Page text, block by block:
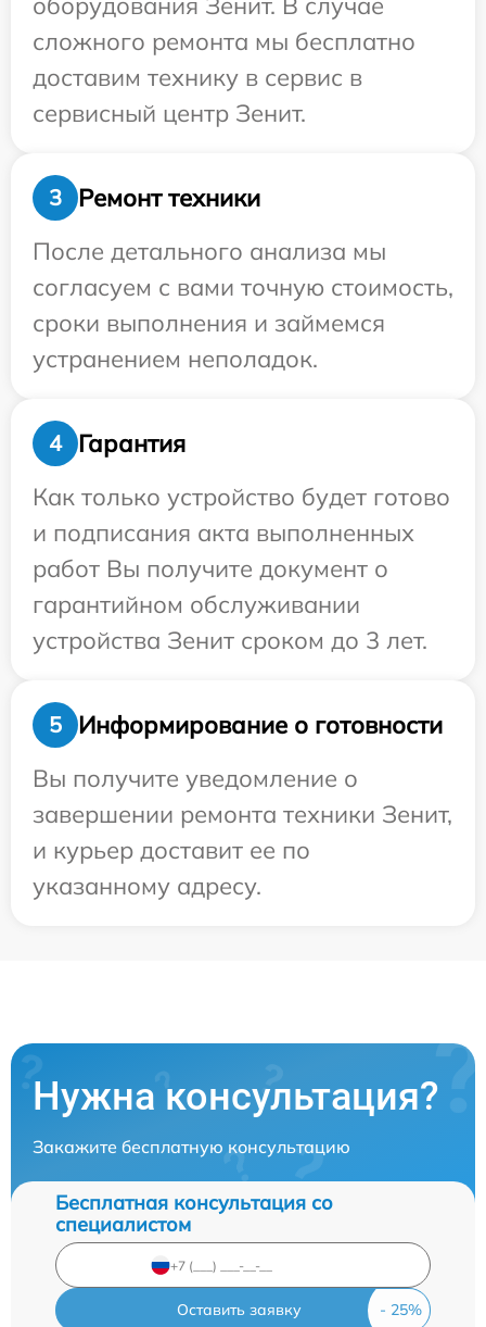
сложного ремонта мы бесплатно
доставим технику в сервис в
сервисный центр Зенит.
3
Ремонт техники
После детального анализа мы
согласуем с вами точную стоимость,
сроки выполнения и займемся
устранением неполадок.
4
Гарантия
Как только устройство будет готово
и подписания акта выполненных
работ Вы получите документ о
гарантийном обслуживании
устройства Зенит сроком до 3 лет.
5
Информирование о готовности
Вы получите уведомление о
завершении ремонта техники Зенит,
и курьер доставит ее по
указанному адресу.
Нужна консультация?
Закажите бесплатную консультацию
Бесплатная консультация со
специалистом
Оставить заявку